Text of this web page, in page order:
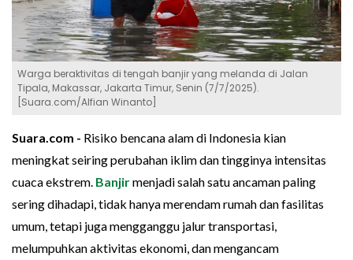
Warga beraktivitas di tengah banjir yang melanda di Jalan
Tipala, Makassar, Jakarta Timur, Senin (7/7/2025).
[Suara.com/Alfian Winanto]
Suara.com - Risiko bencana alam di Indonesia kian
meningkat seiring perubahan iklim dan tingginya intensitas
cuaca ekstrem. Banjirmenjadi salah satu ancaman paling
sering dihadapi, tidak hanya merendam rumah dan fasilitas
umum, tetapi juga mengganggu jalur transportasi,
melumpuhkan aktivitas ekonomi, dan mengancam